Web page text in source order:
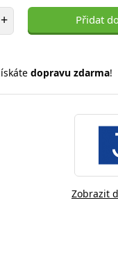
+ Přidat
dopravu zdarma!
Zobrazit